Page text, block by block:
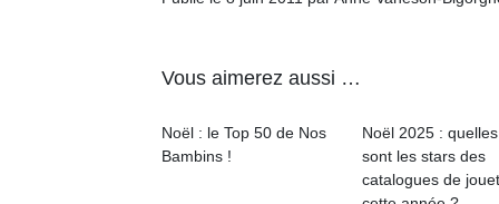
Vous aimerez aussi …
Noël : le Top 50 de Nos
Bambins !
Noël 2025 : quelles
sont les stars des
catalogues de